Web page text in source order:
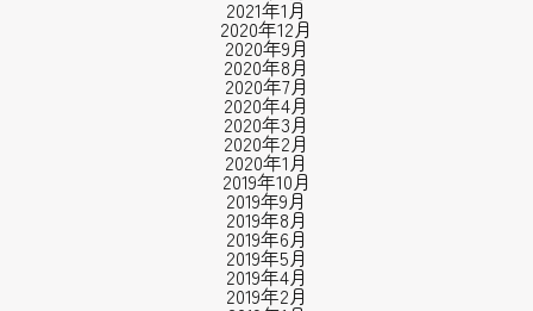
2021年1月
2020年12月
2020年9月
2020年8月
2020年7月
2020年4月
2020年3月
2020年2月
2020年1月
2019年10月
2019年9月
2019年8月
2019年6月
2019年5月
2019年4月
2019年2月